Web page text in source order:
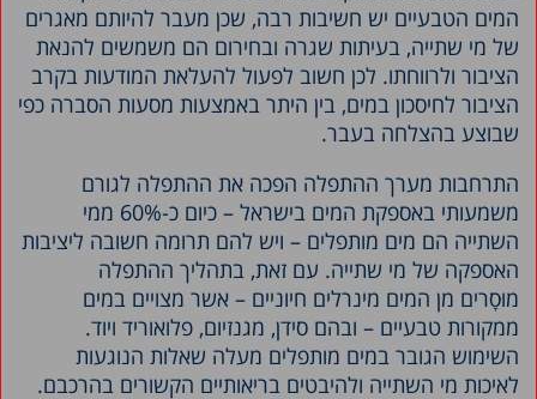
המים הטבעיים יש חשיבות רבה, שכן מעבר להיותם מאגרים
של מי שתייה, בעיתות שגרה ובחירום הם משמשים להנאת
הציבור ולרווחתו. לכן חשוב לפעול להעלאת המודעות בקרב
הציבור לחיסכון במים, בין היתר באמצעות מסעות הסברה כפי
שבוצע בהצלחה בעבר.
התרחבות מערך ההתפלה הפכה את ההתפלה לגורם
משמעותי באספקת המים בישראל – כיום כ-60% ממי
השתייה הם מים מותפלים – ויש להם תרומה חשובה ליציבות
האספקה של מי שתייה. עם זאת, בתהליך ההתפלה
מוּסָרים מן המים מינרלים חיוניים – אשר מצויים במים
ממקורות טבעיים – ובהם סידן, מגנזיום, פלואוריד ויוד.
השימוש הגובר במים מותפלים מעלה שאלות הנוגעות
לאיכות מי השתייה ולהיבטים בריאותיים הקשורים בהרכבם.